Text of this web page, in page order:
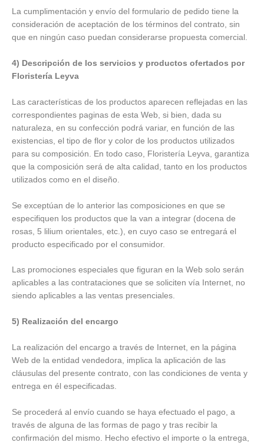
La cumplimentación y envío del formulario de pedido tiene la
consideración de aceptación de los términos del contrato, sin
que en ningún caso puedan considerarse propuesta comercial.
4) Descripción de los servicios y productos ofertados por
Floristería Leyva
Las características de los productos aparecen reflejadas en las
correspondientes paginas de esta Web, si bien, dada su
naturaleza, en su confección podrá variar, en función de las
existencias, el tipo de flor y color de los productos utilizados
para su composición. En todo caso, Floristería Leyva, garantiza
que la composición será de alta calidad, tanto en los productos
utilizados como en el diseño.
Se exceptúan de lo anterior las composiciones en que se
especifiquen los productos que la van a integrar (docena de
rosas, 5 lilium orientales, etc.), en cuyo caso se entregará el
producto especificado por el consumidor.
Las promociones especiales que figuran en la Web solo serán
aplicables a las contrataciones que se soliciten vía Internet, no
siendo aplicables a las ventas presenciales.
5) Realización del encargo
La realización del encargo a través de Internet, en la página
Web de la entidad vendedora, implica la aplicación de las
cláusulas del presente contrato, con las condiciones de venta y
entrega en él especificadas.
Se procederá al envío cuando se haya efectuado el pago, a
través de alguna de las formas de pago y tras recibir la
confirmación del mismo. Hecho efectivo el importe o la entrega,